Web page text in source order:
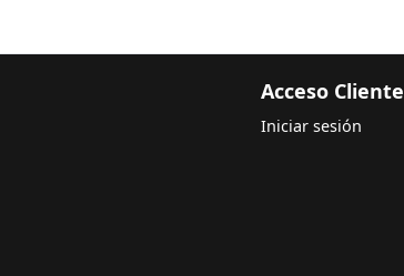
Acceso Cliente
Iniciar sesión